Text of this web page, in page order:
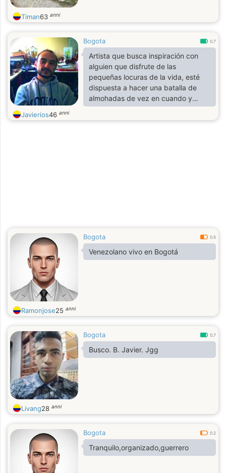
Timan63 anni
Bogota 0.7
Artista que busca inspiración con
alguien que disfrute de las
pequeñas locuras de la vida, esté
dispuesta a hacer una batalla de
almohadas de vez en cuando y
comparta mis ganas de descubrir
los secretos mejor guardados del
Javierios46 anni
Bogota 0.5
Venezolano vivo en Bogotá
Ramonjose25 anni
Bogota 0.7
Busco. B. Javier. Jgg
Livang28 anni
Bogota 0.2
Tranquilo,organizado,guerrero